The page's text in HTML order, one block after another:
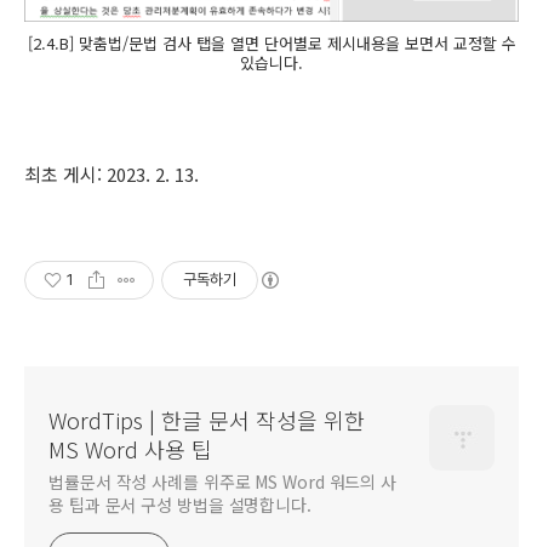
[2.4.B] 맞춤법/문법 검사 탭을 열면 단어별로 제시내용을 보면서 교정할 수
있습니다.
최초 게시: 2023. 2. 13.
1 구독하기
WordTips | 한글 문서 작성을 위한
MS Word 사용 팁
법률문서 작성 사례를 위주로 MS Word 워드의 사
용 팁과 문서 구성 방법을 설명합니다.